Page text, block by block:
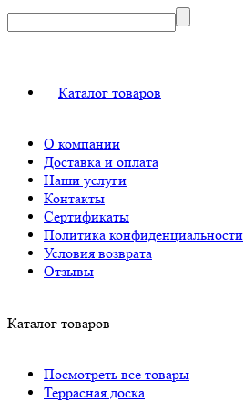
Каталог товаров
О компании
Доставка и оплата
Наши услуги
Контакты
Сертификаты
Политика конфиденциальности
Условия возврата
Отзывы
Каталог товаров
Посмотреть все товары
Террасная доска